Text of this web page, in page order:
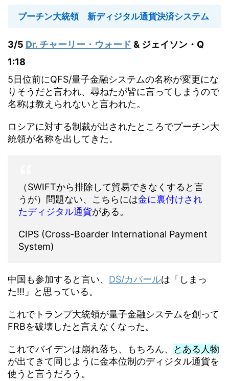
プーチン大統領 新ディジタル通貨決済システム
3/5 Dr. チャーリー・ウォード & ジェイソン・Q
1:18
5日位前にQFS/量子金融システムの名称が変更にな
りそうだと言われ、尋ねたが皆に言ってしまうので
名称は教えられないと言われた。
ロシアに対する制裁が出されたところでプーチン大
統領が名称を出してきた。
（SWIFTから排除して貿易できなくすると言
うが）問題ない、こちらには金に裏付けされ
たディジタル通貨がある。
CIPS (Cross-Boarder International Payment
System)
中国も参加すると言い、 DS/カバールは「しまっ
た!!!」と思っている。
これでトランプ大統領が量子金融システムを創って
FRBを破壊したと言えなくなった。
これでバイデンは崩れ落ち、もちろん、
とある人物
が出てきて同じように金本位制のディジタル通貨を
使うと言うだろう。